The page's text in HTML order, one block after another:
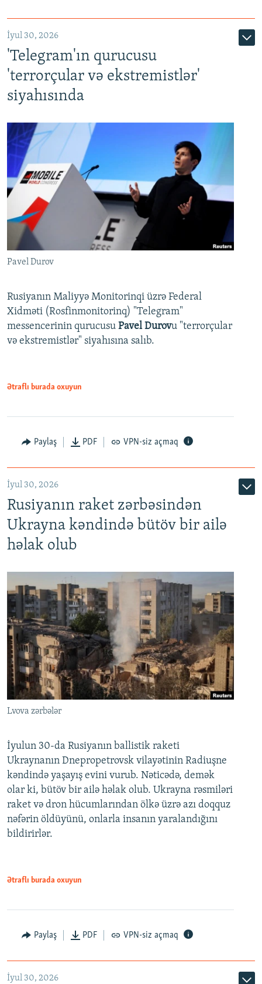
İyul 30, 2026
'Telegram'ın qurucusu
'terrorçular və ekstremistlər'
siyahısında
Pavel Durov
Rusiyanın Maliyyə Monitorinqi üzrə Federal
Xidməti (Rosfinmonitorinq) "Telegram"
messencerinin qurucusu Pavel Durovu "terrorçular
və ekstremistlər" siyahısına salıb.
Ətraflı burada oxuyun
Paylaş PDF VPN-siz açmaq
İyul 30, 2026
Rusiyanın raket zərbəsindən
Ukrayna kəndində bütöv bir ailə
həlak olub
Lvova zərbələr
İyulun 30-da Rusiyanın ballistik raketi
Ukraynanın Dnepropetrovsk vilayətinin Radiuşne
kəndində yaşayış evini vurub. Nəticədə, demək
olar ki, bütöv bir ailə həlak olub. Ukrayna rəsmiləri
raket və dron hücumlarından ölkə üzrə azı doqquz
nəfərin öldüyünü, onlarla insanın yaralandığını
bildirirlər.
Ətraflı burada oxuyun
Paylaş PDF VPN-siz açmaq
İyul 30, 2026